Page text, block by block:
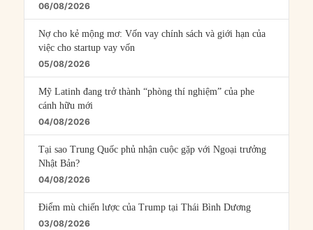
06/08/2026
Nợ cho kẻ mộng mơ: Vốn vay chính sách và giới hạn của
việc cho startup vay vốn
05/08/2026
Mỹ Latinh đang trở thành “phòng thí nghiệm” của phe
cánh hữu mới
04/08/2026
Tại sao Trung Quốc phủ nhận cuộc gặp với Ngoại trưởng
Nhật Bản?
04/08/2026
Điểm mù chiến lược của Trump tại Thái Bình Dương
03/08/2026